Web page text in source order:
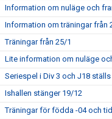
Information om nuläge och
Information om träningar från
Träningar från 25/1
Lite information om nuläge
Seriespel i Div 3 och J18 ställs
Ishallen stänger 19/12
Träningar för födda -04 och